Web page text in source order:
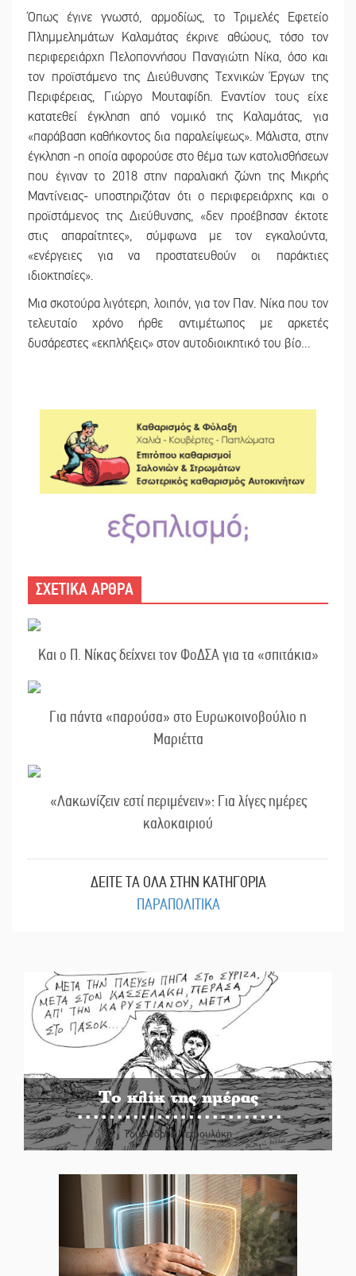
Όπως έγινε γνωστό, αρμοδίως, το Τριμελές Εφετείο
Πλημμελημάτων Καλαμάτας έκρινε αθώους, τόσο τον
περιφερειάρχη Πελοποννήσου Παναγιώτη Νίκα, όσο και
τον προϊστάμενο της Διεύθυνσης Τεχνικών Έργων της
Περιφέρειας, Γιώργο Μουταφίδη. Εναντίον τους είχε
κατατεθεί έγκληση από νομικό της Καλαμάτας, για
«παράβαση καθήκοντος δια παραλείψεως». Μάλιστα, στην
έγκληση -η οποία αφορούσε στο θέμα των κατολισθήσεων
που έγιναν το 2018 στην παραλιακή ζώνη της Μικρής
Μαντίνειας- υποστηριζόταν ότι ο περιφερειάρχης και ο
προϊστάμενος της Διεύθυνσης, «δεν προέβησαν έκτοτε
στις απαραίτητες», σύμφωνα με τον εγκαλούντα,
«ενέργειες για να προστατευθούν οι παράκτιες
ιδιοκτησίες».
Μια σκοτούρα λιγότερη, λοιπόν, για τον Παν. Νίκα που τον
τελευταίο χρόνο ήρθε αντιμέτωπος με αρκετές
δυσάρεστες «εκπλήξεις» στον αυτοδιοικητικό του βίο…
ΣΧΕΤΙΚΑ ΑΡΘΡΑ
Και ο Π. Νίκας δείχνει τον ΦοΔΣΑ για τα «σπιτάκια»
Για πάντα «παρούσα» στο Ευρωκοινοβούλιο η
Μαριέττα
«Λακωνίζειν εστί περιμένειν»: Για λίγες ημέρες
καλοκαιριού
ΔΕΙΤΕ ΤΑ ΟΛΑ ΣΤΗΝ ΚΑΤΗΓΟΡΙΑ
ΠΑΡΑΠΟΛΙΤΙΚΑ
Το κλίκ της ημέρας
Του Ανδρέα Πετρουλάκη